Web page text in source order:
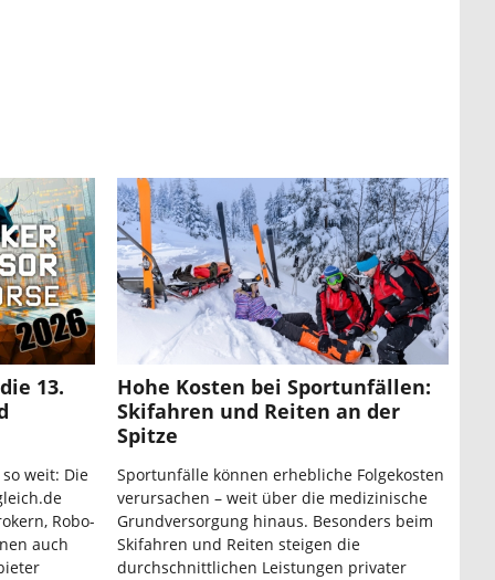
13.
weit: Die
Robo-
auch
Hohe Kosten bei Sportunfällen:
Skifahren und Reiten an der
Spitze
Sportunfälle können erhebliche Folgekosten
verursachen – weit über die medizinische
Grundversorgung hinaus. Besonders beim
Skifahren und Reiten steigen die
durchschnittlichen Leistungen privater